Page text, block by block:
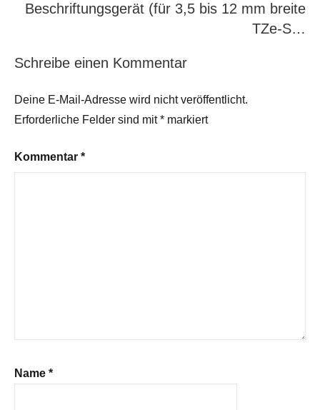
Beschriftungsgerät (für 3,5 bis 12 mm breite
TZe-S…
Schreibe einen Kommentar
Deine E-Mail-Adresse wird nicht veröffentlicht.
Erforderliche Felder sind mit* markiert
Kommentar *
Name *